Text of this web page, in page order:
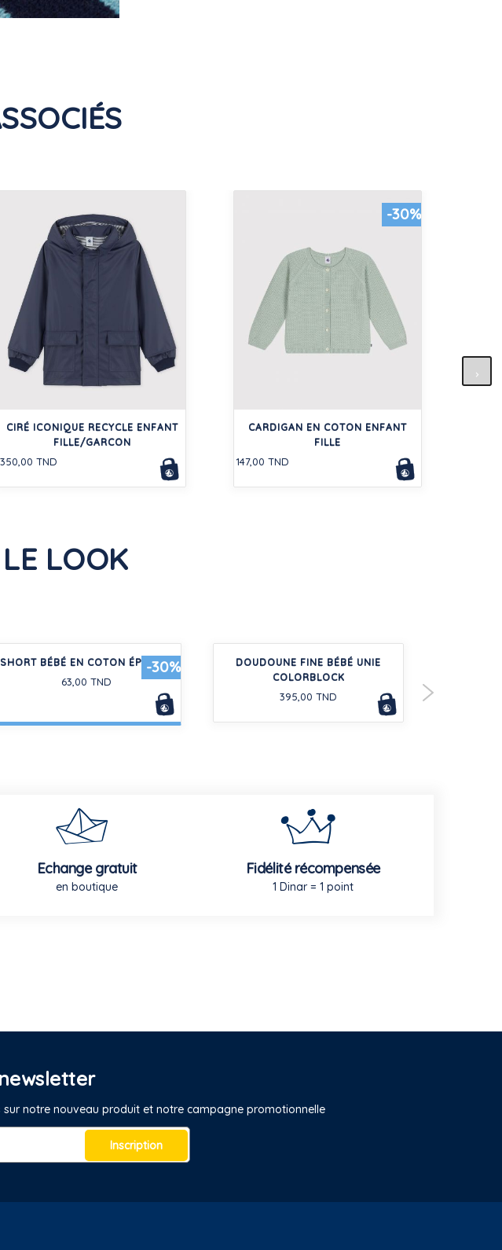
CIRÉ ICONIQUE RECYCLE ENFANT
FILLE/GARCON
350,00 TND
-30%
CARDIGAN EN COTON ENFANT
FILLE
147,00 TND
LOOK
-30%
SHORT BÉBÉ EN COTON ÉPONGE
63,00 TND
DOUDOUNE FINE BÉBÉ UNIE
COLORBLOCK
395,00 TND
Echange gratuit
en boutique
Fidélité récompensée
1 Dinar = 1 point
notre nouveau produit et notre campagne promotionnelle
Inscription